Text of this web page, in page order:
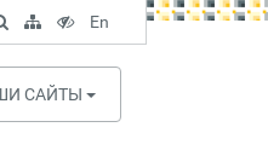
САЙТЫ
Поиск
по
сайту
Карта
сайта
Версия
для
слабовидящих
En
English